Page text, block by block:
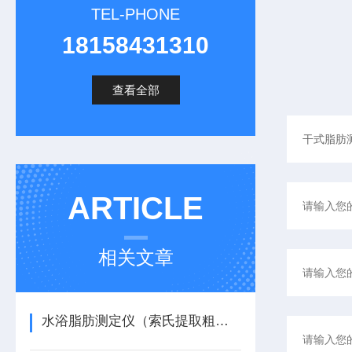
TEL-PHONE
18158431310
查看全部
ARTICLE
相关文章
水浴脂肪测定仪（索氏提取粗脂肪测定仪）完整原理